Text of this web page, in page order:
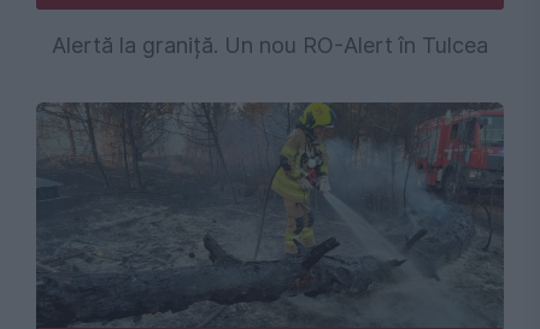
Alertă la graniță. Un nou RO-Alert în Tulcea